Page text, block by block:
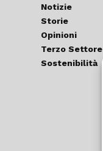
Notizie
Storie
Opinioni
Terzo Settore
Sostenibilità